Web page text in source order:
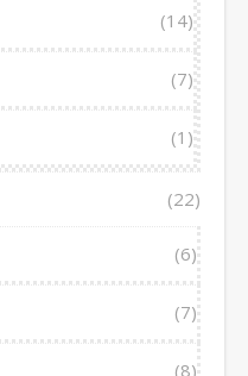
(14)
(7)
(1)
(22)
(6)
(7)
(8)